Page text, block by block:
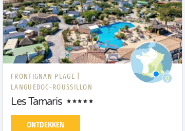
FRONTIGNAN PLAGE |
LANGUEDOC-ROUSSILLON
Les Tamaris
ONTDEKKEN